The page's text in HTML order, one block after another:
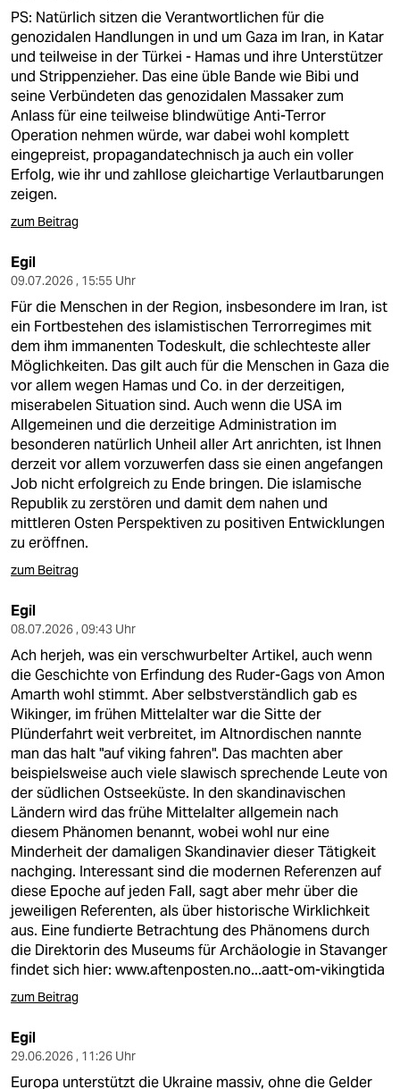
PS: Natürlich sitzen die Verantwortlichen für die
genozidalen Handlungen in und um Gaza im Iran, in Katar
und teilweise in der Türkei - Hamas und ihre Unterstützer
und Strippenzieher. Das eine üble Bande wie Bibi und
seine Verbündeten das genozidalen Massaker zum
Anlass für eine teilweise blindwütige Anti-Terror
Operation nehmen würde, war dabei wohl komplett
eingepreist, propagandatechnisch ja auch ein voller
Erfolg, wie ihr und zahllose gleichartige Verlautbarungen
zeigen.
zum Beitrag
Egil
09.07.2026 , 15:55 Uhr
Für die Menschen in der Region, insbesondere im Iran, ist
ein Fortbestehen des islamistischen Terrorregimes mit
dem ihm immanenten Todeskult, die schlechteste aller
Möglichkeiten. Das gilt auch für die Menschen in Gaza die
vor allem wegen Hamas und Co. in der derzeitigen,
miserabelen Situation sind. Auch wenn die USA im
Allgemeinen und die derzeitige Administration im
besonderen natürlich Unheil aller Art anrichten, ist Ihnen
derzeit vor allem vorzuwerfen dass sie einen angefangen
Job nicht erfolgreich zu Ende bringen. Die islamische
Republik zu zerstören und damit dem nahen und
mittleren Osten Perspektiven zu positiven Entwicklungen
zu eröffnen.
zum Beitrag
Egil
08.07.2026 , 09:43 Uhr
Ach herjeh, was ein verschwurbelter Artikel, auch wenn
die Geschichte von Erfindung des Ruder-Gags von Amon
Amarth wohl stimmt. Aber selbstverständlich gab es
Wikinger, im frühen Mittelalter war die Sitte der
Plünderfahrt weit verbreitet, im Altnordischen nannte
man das halt "auf viking fahren". Das machten aber
beispielsweise auch viele slawisch sprechende Leute von
der südlichen Ostseeküste. In den skandinavischen
Ländern wird das frühe Mittelalter allgemein nach
diesem Phänomen benannt, wobei wohl nur eine
Minderheit der damaligen Skandinavier dieser Tätigkeit
nachging. Interessant sind die modernen Referenzen auf
diese Epoche auf jeden Fall, sagt aber mehr über die
jeweiligen Referenten, als über historische Wirklichkeit
aus. Eine fundierte Betrachtung des Phänomens durch
die Direktorin des Museums für Archäologie in Stavanger
findet sich hier: www.aftenposten.no...aatt-om-vikingtida
zum Beitrag
Egil
29.06.2026 , 11:26 Uhr
Europa unterstützt die Ukraine massiv, ohne die Gelder